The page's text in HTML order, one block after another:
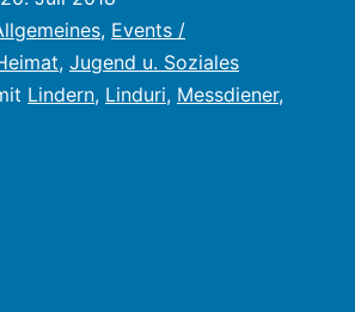
, Events /
, Jugend u. Soziales
Lindern, Linduri, Messdiener,